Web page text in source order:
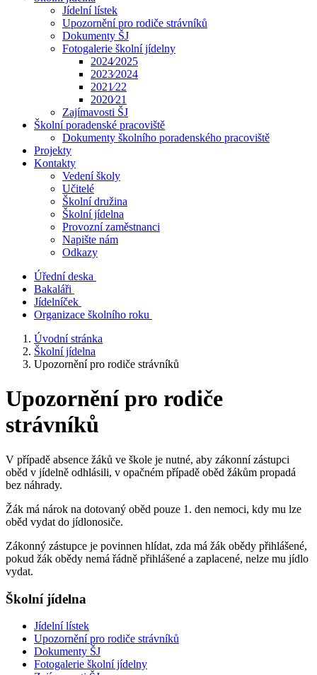
Jídelní lístek
Upozornění pro rodiče strávníků
Dokumenty ŠJ
Fotogalerie školní jídelny
2024⁄2025
2023⁄2024
2021⁄22
2020⁄21
Zajímavosti ŠJ
Školní poradenské pracoviště
Dokumenty školního poradenského pracoviště
Projekty
Kontakty
Vedení školy
Učitelé
Školní družina
Školní jídelna
Provozní zaměstnanci
Napište nám
Odkazy
Úřední deska
Bakaláři
Jídelníček
Organizace školního roku
Úvodní stránka
Školní jídelna
Upozornění pro rodiče strávníků
Upozornění pro rodiče
strávníků
V případě absence žáků ve škole je nutné, aby zákonní zástupci
oběd v jídelně odhlásili, v opačném případě oběd žákům propadá
bez náhrady.
Žák má nárok na dotovaný oběd pouze 1. den nemoci, kdy mu lze
oběd vydat do jídlonosiče.
Zákonný zástupce je povinnen hlídat, zda má žák obědy přihlášené,
pokud žák obědy nemá řádně přihlášené a zaplacené, nelze mu jídlo
vydat.
Školní jídelna
Jídelní lístek
Upozornění pro rodiče strávníků
Dokumenty ŠJ
Fotogalerie školní jídelny